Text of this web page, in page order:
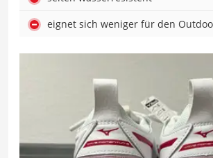
eignet sich weniger für den